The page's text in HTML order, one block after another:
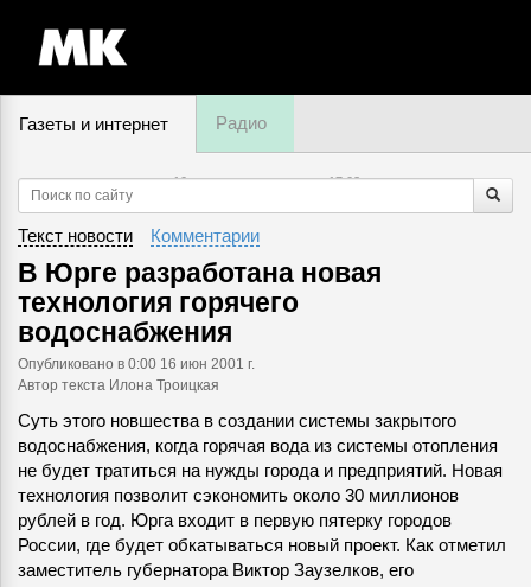
Газеты и интернет Радио
10 августа, понедельник,17:03
Текст новости Комментарии
В Юрге разработана новая
технология горячего
водоснабжения
Опубликовано в 0:00 16 июн 2001 г.
Автор текста Илона Троицкая
Суть этого новшества в создании системы закрытого
водоснабжения, когда горячая вода из системы отопления
не будет тратиться на нужды города и предприятий. Новая
технология позволит сэкономить около 30 миллионов
рублей в год. Юрга входит в первую пятерку городов
России, где будет обкатываться новый проект. Как отметил
заместитель губернатора Виктор Заузелков, его